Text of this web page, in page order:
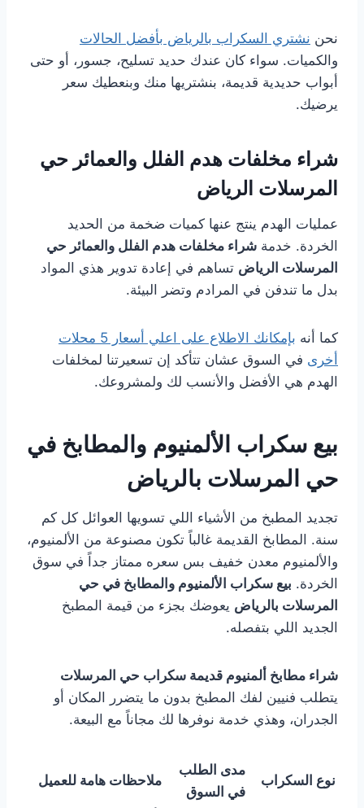
نحن نشتري السكراب بالرياض بأفضل الحالات
والكميات. سواء كان عندك حديد تسليح، جسور، أو حتى
أبواب حديدية قديمة، بنشتريها منك وبنعطيك سعر
يرضيك.
شراء مخلفات هدم الفلل والعمائر حي
المرسلات الرياض
عمليات الهدم ينتج عنها كميات ضخمة من الحديد
الخردة. خدمة شراء مخلفات هدم الفلل والعمائر حي
المرسلات الرياض تساهم في إعادة تدوير هذي المواد
بدل ما تندفن في المرادم وتضر البيئة.
كما أنه
بإمكانك الاطلاع على اعلي أسعار 5 محلات
أخرى في السوق عشان تتأكد إن تسعيرتنا لمخلفات
الهدم هي الأفضل والأنسب لك ولمشروعك.
بيع سكراب الألمنيوم والمطابخ في
حي المرسلات بالرياض
تجديد المطبخ من الأشياء اللي تسويها العوائل كل كم
سنة. المطابخ القديمة غالباً تكون مصنوعة من الألمنيوم،
والألمنيوم معدن خفيف بس سعره ممتاز جداً في سوق
الخردة. بيع سكراب الألمنيوم والمطابخ في حي
المرسلات بالرياض يعوضك بجزء من قيمة المطبخ
الجديد اللي بتفصله.
شراء مطابخ ألمنيوم قديمة سكراب حي المرسلات
يتطلب فنيين لفك المطبخ بدون ما يتضرر المكان أو
الجدران، وهذي خدمة نوفرها لك مجاناً مع البيعة.
نوع السكراب
مدى الطلب
في السوق
ملاحظات هامة للعميل